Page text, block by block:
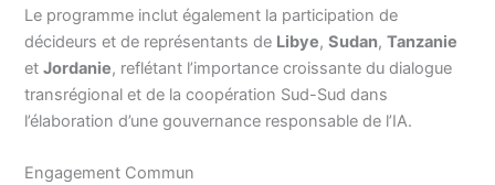
Le programme inclut également la participation de
décideurs et de représentants de Libye,Sudan,Tanzanie
etJordanie, reflétant l’importance croissante du dialogue
transrégional et de la coopération Sud-Sud dans
l’élaboration d’une gouvernance responsable de l’IA.
Engagement Commun